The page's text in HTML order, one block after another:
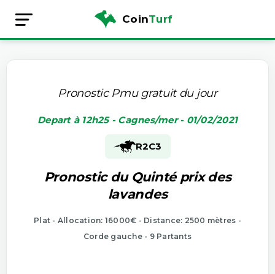
CoinTurf
Pronostic Pmu gratuit du jour
Depart à 12h25 - Cagnes/mer - 01/02/2021
R2C3
Pronostic du Quinté prix des
lavandes
Plat - Allocation: 16000€ - Distance: 2500 mètres -
Corde gauche - 9 Partants